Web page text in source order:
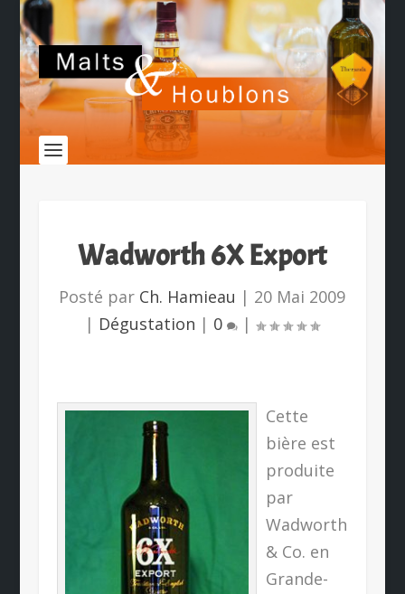
Wadworth 6X Export
Posté par Ch. Hamieau | 20 Mai 2009
| Dégustation | 0 |
Cette
bière est
produite
par
Wadworth
& Co. en
Grande-